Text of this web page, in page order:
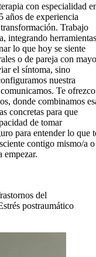
con especialidad
años de experiencia
Trabajo
integrando herramientas
lo que hoy se siente
o de pareja con
el síntoma, sino
nuestra
Te ofrezco
donde combinamos
concretas para que
de tomar
para entender lo que
contigo mismo/a o
empezar.
del
postraumático